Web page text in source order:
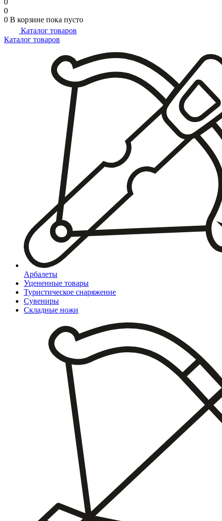
0
0
0 В корзине пока пусто
Каталог товаров
Каталог товаров
Арбалеты
Уцененные товары
Туристическое снаряжение
Сувениры
Складные ножи